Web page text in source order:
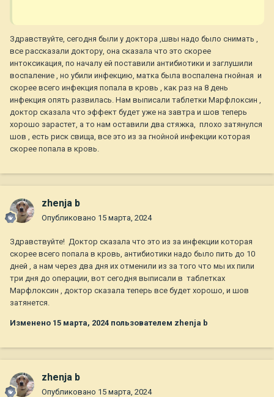
Здравствуйте, сегодня были у доктора ,швы надо было снимать ,
все рассказали доктору, она сказала что это скорее
интоксикация, по началу ей поставили антибиотики и заглушили
воспаление , но убили инфекцию, матка была воспалена гнойная и
скорее всего инфекция попала в кровь , как раз на 8 день
инфекция опять развилась. Нам выписали таблетки Марфлоксин ,
доктор сказала что эффект будет уже на завтра и шов теперь
хорошо зарастет, а то нам оставили два стяжка, плохо затянулся
шов , есть риск свища, все это из за гнойной инфекции которая
скорее попала в кровь.
zhenja b
Опубликовано 15 марта, 2024
Здравствуйте! Доктор сказала что это из за инфекции которая
скорее всего попала в кровь, антибиотики надо было пить до 10
дней , а нам через два дня их отменили из за того что мы их пили
три дня до операции, вот сегодня выписали в таблетках
Марфлоксин , доктор сказала теперь все будет хорошо, и шов
затянется.
Изменено 15 марта, 2024 пользователем zhenja b
zhenja b
Опубликовано 15 марта, 2024